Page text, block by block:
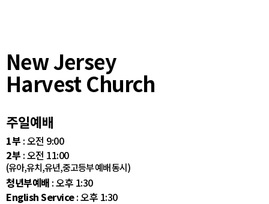
New Jersey
Harvest Church
주일예배
1부 : 오전 9:00
2부 : 오전 11:00
(유아,유치,유년,중고등부 예배 동시)
청년부예배 : 오후 1:30
English Service: 오후 1:30